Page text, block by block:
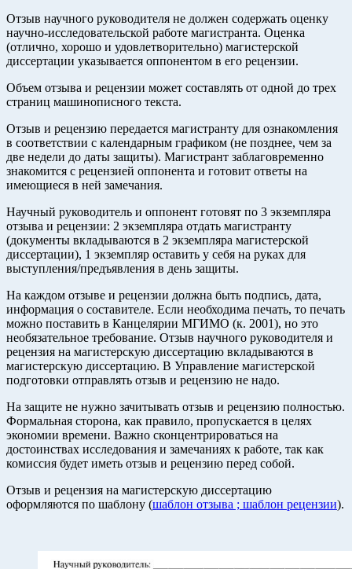
Отзыв научного руководителя не должен содержать оценку
научно-исследовательской работе магистранта. Оценка
(отлично, хорошо и удовлетворительно) магистерской
диссертации указывается оппонентом в его рецензии.
Объем отзыва и рецензии может составлять от одной до трех
страниц машинописного текста.
Отзыв и рецензию передается магистранту для ознакомления
в соответствии с календарным графиком (не позднее, чем за
две недели до даты защиты). Магистрант заблаговременно
знакомится с рецензией оппонента и готовит ответы на
имеющиеся в ней замечания.
Научный руководитель и оппонент готовят по 3 экземпляра
отзыва и рецензии: 2 экземпляра отдать магистранту
(документы вкладываются в 2 экземпляра магистерской
диссертации), 1 экземпляр оставить у себя на руках для
выступления/предъявления в день защиты.
На каждом отзыве и рецензии должна быть подпись, дата,
информация о составителе. Если необходима печать, то печать
можно поставить в Канцелярии МГИМО (к. 2001), но это
необязательное требование. Отзыв научного руководителя и
рецензия на магистерскую диссертацию вкладываются в
магистерскую диссертацию. В Управление магистерской
подготовки отправлять отзыв и рецензию не надо.
На защите не нужно зачитывать отзыв и рецензию полностью.
Формальная сторона, как правило, пропускается в целях
экономии времени. Важно сконцентрироваться на
достоинствах исследования и замечаниях к работе, так как
комиссия будет иметь отзыв и рецензию перед собой.
Отзыв и рецензия на магистерскую диссертацию
оформляются по шаблону (шаблон отзыва ; шаблон рецензии).